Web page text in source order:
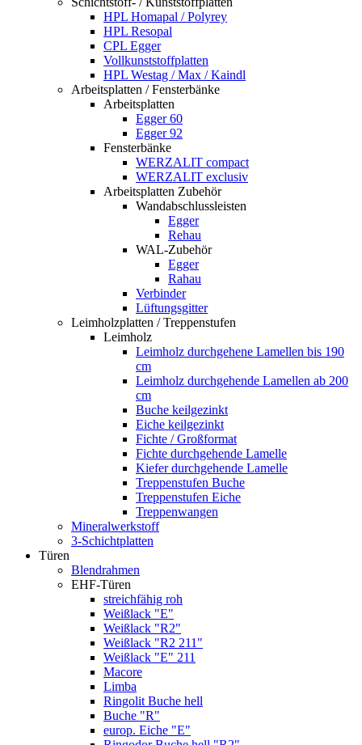
HPL Homapal / Polyrey
HPL Resopal
CPL Egger
Vollkunststoffplatten
HPL Westag / Max / Kaindl
Arbeitsplatten / Fensterbänke
Arbeitsplatten
Egger 60
Egger 92
Fensterbänke
WERZALIT compact
WERZALIT exclusiv
Arbeitsplatten Zubehör
Wandabschlussleisten
Egger
Rehau
WAL-Zubehör
Egger
Rahau
Verbinder
Lüftungsgitter
Leimholzplatten / Treppenstufen
Leimholz
Leimholz durchgehene Lamellen bis 190
cm
Leimholz durchgehende Lamellen ab 200
cm
Buche keilgezinkt
Eiche keilgezinkt
Fichte / Großformat
Fichte durchgehende Lamelle
Kiefer durchgehende Lamelle
Treppenstufen Buche
Treppenstufen Eiche
Treppenwangen
Mineralwerkstoff
3-Schichtplatten
Türen
Blendrahmen
EHF-Türen
streichfähig roh
Weißlack "E"
Weißlack "R2"
Weißlack "R2 211"
Weißlack "E" 211
Macore
Limba
Ringolit Buche hell
Buche "R"
europ. Eiche "E"